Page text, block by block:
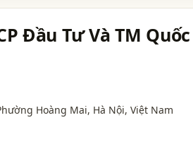
Đầu Tư Và TM Quốc
Hoàng Mai, Hà Nội, Việt Nam